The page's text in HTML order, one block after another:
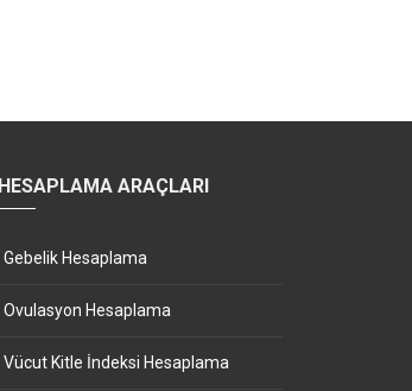
HESAPLAMA ARAÇLARI
Gebelik Hesaplama
Ovulasyon Hesaplama
Vücut Kitle İndeksi Hesaplama